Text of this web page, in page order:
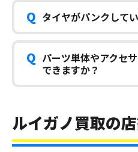
Q タイヤがパンクして
Q パーツ単体やアクセ
できますか？
ルイガノ買取の